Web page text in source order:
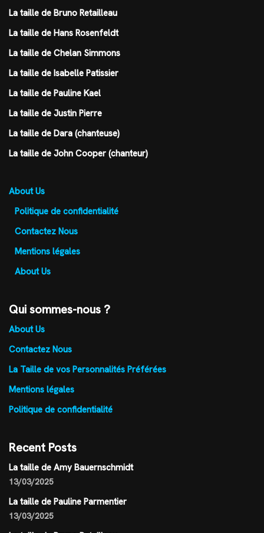
La taille de Bruno Retailleau
La taille de Hans Rosenfeldt
La taille de Chelan Simmons
La taille de Isabelle Patissier
La taille de Pauline Kael
La taille de Justin Pierre
La taille de Dara (chanteuse)
La taille de John Cooper (chanteur)
About Us
Politique de confidentialité
Contactez Nous
Mentions légales
About Us
Qui sommes-nous ?
About Us
Contactez Nous
La Taille de vos Personnalités Préférées
Mentions légales
Politique de confidentialité
Recent Posts
La taille de Amy Bauernschmidt
13/03/2025
La taille de Pauline Parmentier
13/03/2025